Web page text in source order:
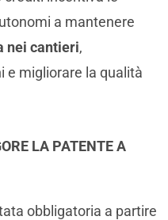
a mantenere
nei cantieri,
e migliorare la qualità
LA PATENTE A
obbligatoria a partire